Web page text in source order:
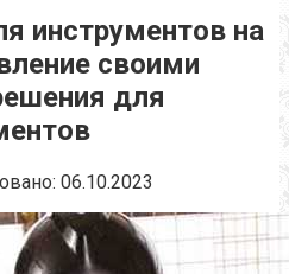
инструментов на
своими
для
06.10.2023